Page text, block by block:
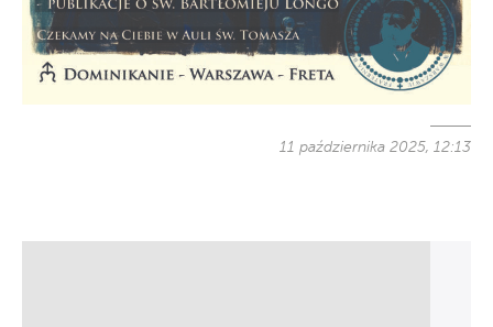
11 października 2025, 12:13